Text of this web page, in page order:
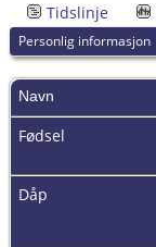
Tidslinje
Personlig informasjon
Navn
Fødsel
Dåp